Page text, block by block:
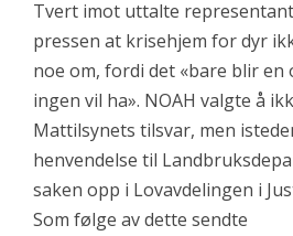
Tvert imot uttalte
pressen at krisehjem for dyr
noe om, fordi det «bare blir en
ingen vil ha». NOAH valgte å
Mattilsynets tilsvar, men
henvendelse til
saken opp i Lovavdelingen i
Som følge av dette sendte